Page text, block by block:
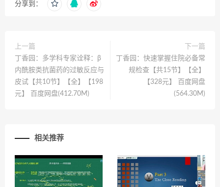
分享到：
上一篇
丁香园：多学科专家诠释：β
内酰胺类抗菌药的过敏反应与
皮试【共10节】【全】【198
元】 百度网盘(412.70M)
下一篇
丁香园：快速掌握住院必备常
规检查【共15节】【全】
【328元】 百度网盘
(564.30M)
相关推荐